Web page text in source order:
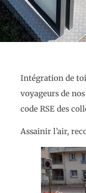
Intégration de
voyageurs de
code RSE des
Assainir l’air,